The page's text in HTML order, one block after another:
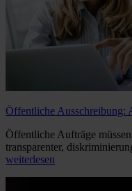
Öffentliche Ausschreibung:
Öffentliche Aufträge
transparenter,
weiterlesen